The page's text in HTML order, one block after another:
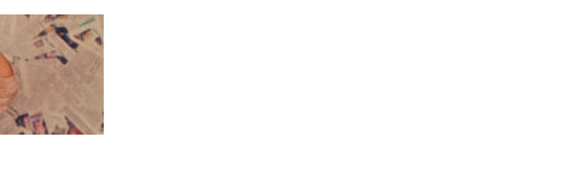
PROJECT